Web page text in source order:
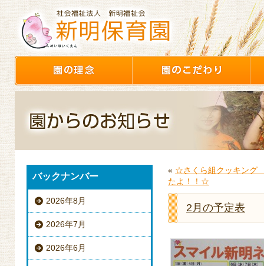
バックナンバー
2026年8月
2026年7月
2026年6月
« ☆さくら組クッキング
たよ！！☆
2月の予定表